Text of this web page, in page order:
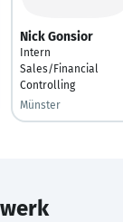
Nick Gonsior
Intern
Sales/Financial
Controlling
Münster